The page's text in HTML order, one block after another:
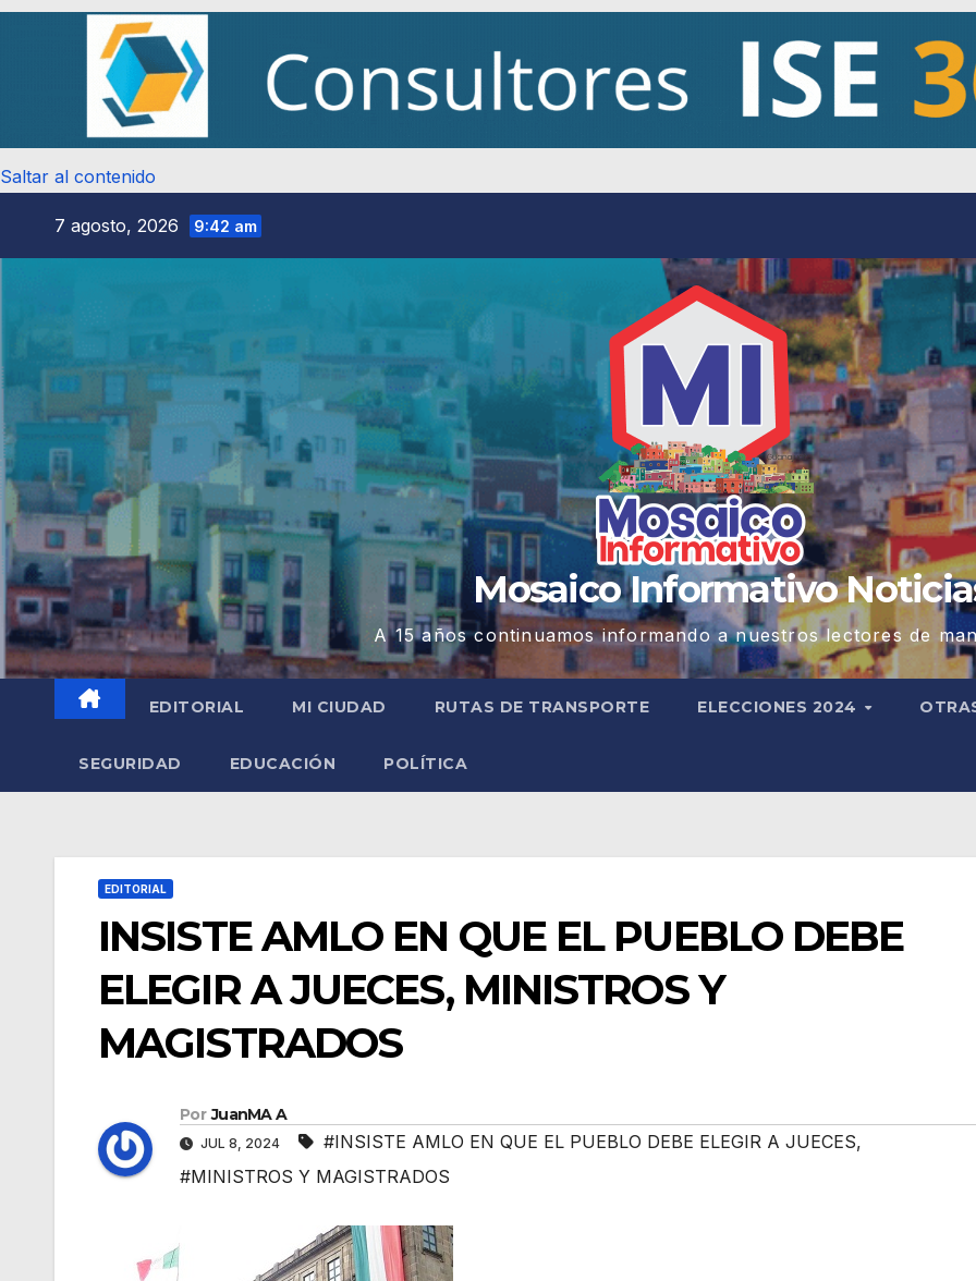
Saltar al contenido
7 agosto, 2026 9:42 am
Mosaico Informativo
A 15 años continuamos informando a nuestros lectores de
EDITORIAL MI CIUDAD RUTAS DE TRANSPORTE ELECCIONES 2024
SEGURIDAD EDUCACIÓN POLÍTICA
EDITORIAL
INSISTE AMLO EN QUE EL PUEBLO DEBE
ELEGIR A JUECES, MINISTROS Y
MAGISTRADOS
Por JuanMA A
JUL 8, 2024 #INSISTE AMLO EN QUE EL PUEBLO DEBE ELEGIR A JUECES,
#MINISTROS Y MAGISTRADOS